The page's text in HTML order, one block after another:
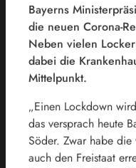
Bayerns
die neuen Corona-
Neben vielen
dabei die
Mittelpunkt.
„Einen Lockdown
das versprach heute
Söder. Zwar habe
auch den Freistaat